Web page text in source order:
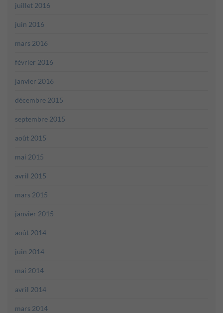
juillet 2016
juin 2016
mars 2016
février 2016
janvier 2016
décembre 2015
septembre 2015
août 2015
mai 2015
avril 2015
mars 2015
janvier 2015
août 2014
juin 2014
mai 2014
avril 2014
mars 2014